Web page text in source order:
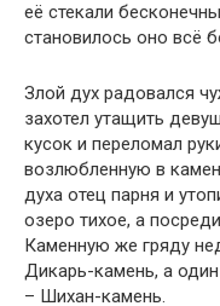
её стекали
становилось оно всё
Злой дух радовался
захотел утащить
кусок и переломал
возлюбленную в
духа отец парня и
озеро тихое, а
Каменную же гряду
Дикарь-камень, а
– Шихан-камень.